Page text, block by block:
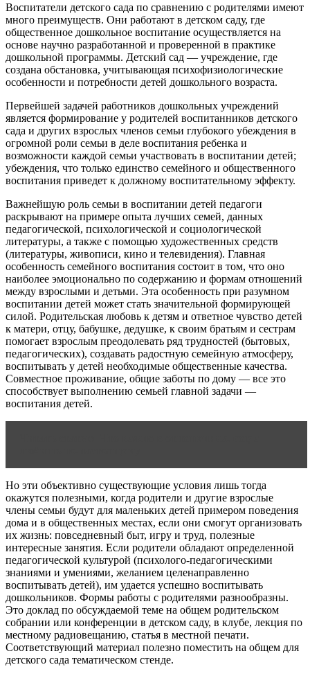
Воспитатели детского сада по сравнению с родителями имеют
много преимуществ. Они работают в детском саду, где
общественное дошкольное воспитание осуществляется на
основе научно разработанной и проверенной в практике
дошкольной программы. Детский сад — учреждение, где
создана обстановка, учитывающая психофизиологические
особенности и потребности детей дошкольного возраста.
Первейшей задачей работников дошкольных учреждений
является формирование у родителей воспитанников детского
сада и других взрослых членов семьи глубокого убеждения в
огромной роли семьи в деле воспитания ребенка и
возможности каждой семьи участвовать в воспитании детей;
убеждения, что только единство семейного и общественного
воспитания приведет к должному воспитательному эффекту.
Важнейшую роль семьи в воспитании детей педагоги
раскрывают на примере опыта лучших семей, данных
педагогической, психологической и социологической
литературы, а также с помощью художественных средств
(литературы, живописи, кино и телевидения). Главная
особенность семейного воспитания состоит в том, что оно
наиболее эмоционально по содержанию и формам отношений
между взрослыми и детьми. Эта особенность при разумном
воспитании детей может стать значительной формирующей
силой. Родительская любовь к детям и ответное чувство детей
к матери, отцу, бабушке, дедушке, к своим братьям и сестрам
помогает взрослым преодолевать ряд трудностей (бытовых,
педагогических), создавать радостную семейную атмосферу,
воспитывать у детей необходимые общественные качества.
Совместное проживание, общие заботы по дому — все это
способствует выполнению семьей главной задачи —
воспитания детей.
Но эти объективно существующие условия лишь тогда
окажутся полезными, когда родители и другие взрослые
члены семьи будут для маленьких детей примером поведения
дома и в общественных местах, если они смогут организовать
их жизнь: повседневный быт, игру и труд, полезные
интересные занятия. Если родители обладают определенной
педагогической культурой (психолого-педагогическими
знаниями и умениями, желанием целенаправленно
воспитывать детей), им удается успешно воспитывать
дошкольников. Формы работы с родителями разнообразны.
Это доклад по обсуждаемой теме на общем родительском
собрании или конференции в детском саду, в клубе, лекция по
местному радиовещанию, статья в местной печати.
Соответствующий материал полезно поместить на общем для
детского сада тематическом стенде.